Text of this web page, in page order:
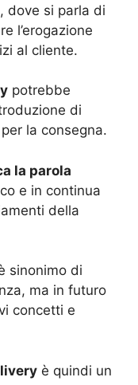
dove si parla di
l’erogazione
al cliente.
potrebbe
di
la consegna.
la parola
e in continua
della
sinonimo di
ma in futuro
concetti e
è quindi un